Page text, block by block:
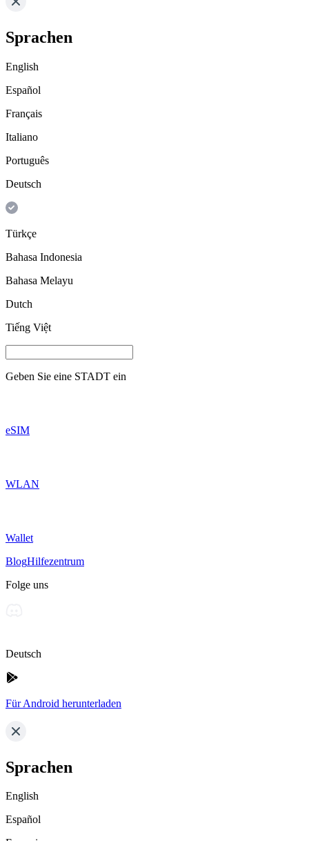
Sprachen
English
Español
Français
Italiano
Português
Deutsch
Türkçe
Bahasa Indonesia
Bahasa Melayu
Dutch
Tiếng Việt
Geben Sie eine STADT ein
eSIM
WLAN
Wallet
BlogHilfezentrum
Folge uns
Deutsch
Für Android herunterladen
Sprachen
English
Español